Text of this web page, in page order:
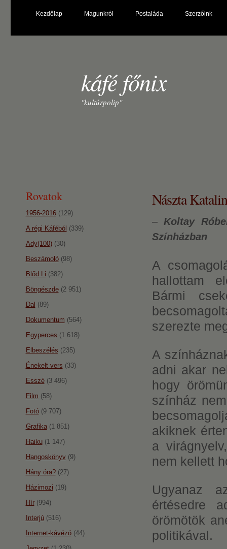
Kezdőlap Magunkról Postaláda Szerzőink
káfé főnix
"kultúrpolip"
Nászta
–Koltay
Színházban
A
hallottam
Bármi
szerezte
A
adni akar
hogy
színház
akiknek
a
nem kellett
Ugyanaz
értésedre
örömötök
politikával.
Rovatok
1956-2016(129)
A régi Káféból (339)
Ady(100)(30)
Beszámoló(98)
Blőd Li (382)
Böngészde(2 951)
Dal (89)
Dokumentum (564)
Egyperces (1 618)
Elbeszélés (235)
Énekelt vers (33)
Esszé(3 496)
Film (58)
Fotó(9 707)
Grafika(1 851)
Haiku(1 147)
Hangoskönyv(9)
Hány óra?(27)
Házimozi (19)
Hír(994)
Interjú(516)
Internet-kávézó(44)